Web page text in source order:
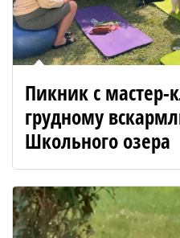
Пикник с мастер-
грудному
Школьного озера